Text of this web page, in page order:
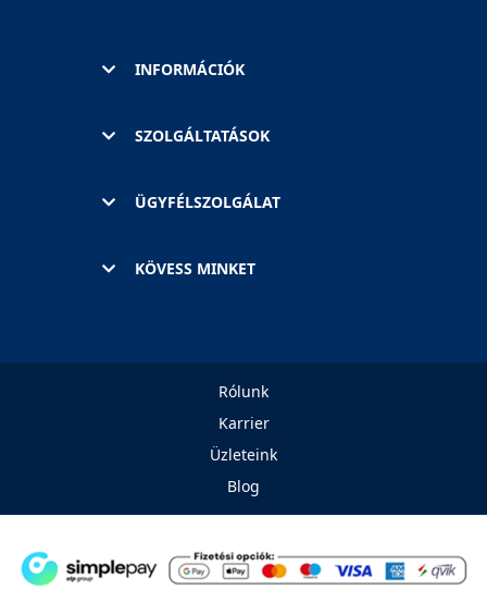
INFORMÁCIÓK
SZOLGÁLTATÁSOK
ÜGYFÉLSZOLGÁLAT
KÖVESS MINKET
Rólunk
Karrier
Üzleteink
Blog